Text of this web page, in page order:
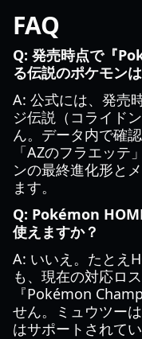
FAQ
Q: 発売時点で『
る伝説のポケモン
A: 公式には、発売
ジ伝説（コライド
ん。データ内で確
「AZのフラエッテ
ンの最終進化形と
ます。
Q: Pokémon
使えますか？
A: いいえ。たとえ
も、現在の対応ロ
『Pokémon
せん。ミュウツー
はサポートされてい